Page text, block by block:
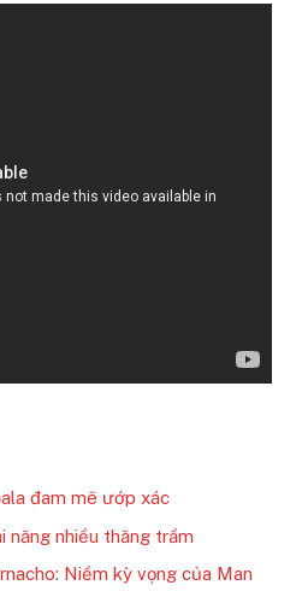
đam mê ướp xác
năng nhiều thăng trầm
Niềm kỳ vọng của Man